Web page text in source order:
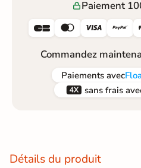
Paiement
   
Commandez
Paiements avecFloa
 sans frais
Détails du produit